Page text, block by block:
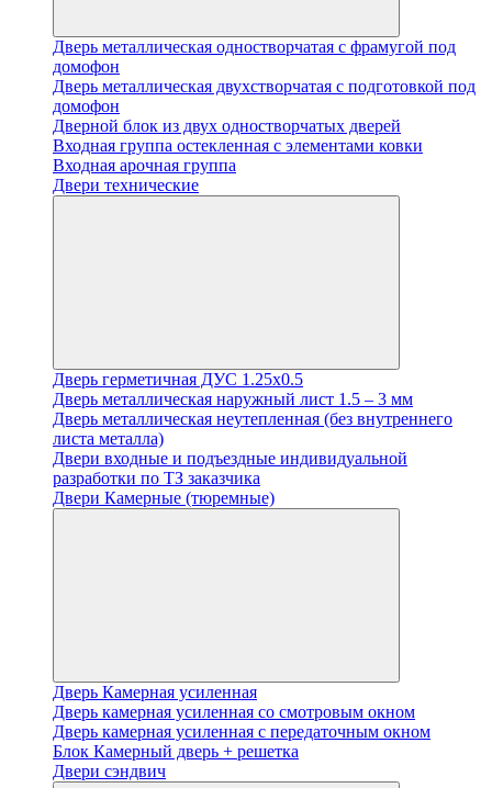
Дверь металлическая одностворчатая с фрамугой под
домофон
Дверь металлическая двухстворчатая с подготовкой под
домофон
Дверной блок из двух одностворчатых дверей
Входная группа остекленная с элементами ковки
Входная арочная группа
Двери технические
Дверь герметичная ДУС 1.25х0.5
Дверь металлическая наружный лист 1.5 – 3 мм
Дверь металлическая неутепленная (без внутреннего
листа металла)
Двери входные и подъездные индивидуальной
разработки по ТЗ заказчика
Двери Камерные (тюремные)
Дверь Камерная усиленная
Дверь камерная усиленная со смотровым окном
Дверь камерная усиленная с передаточным окном
Блок Камерный дверь + решетка
Двери сэндвич